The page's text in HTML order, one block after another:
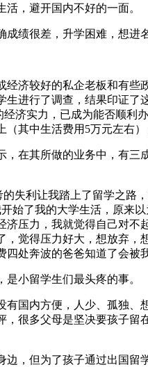
，避开国内不好的一面。
绩很差，升学困难，想进
济较好的私企老板和有
进行了调查，结果印证
济实力，已成为能否顺
其中生活费用5万元左右）
在其所做的业务中，有
失利让我踏上了留学之
始了我的大学生活，原来
压力，我就觉得自己对
觉得压力好大，想放弃
四处奔波的爸爸知道了会
小留学生们最头疼的事。
国内方便，人少、孤独
很多父母是坚决要孩子
，但为了孩子通过出国